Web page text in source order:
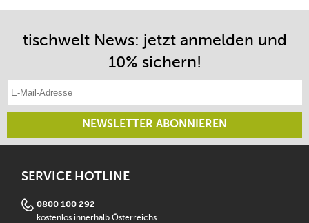
tischwelt News: jetzt anmelden und
10% sichern!
NEWSLETTER ABONNIEREN
SERVICE HOTLINE
0800 100 292
kostenlos innerhalb Österreichs